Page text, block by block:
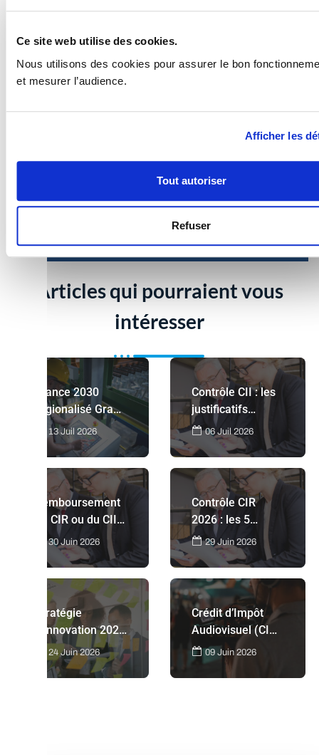
Ce site web utilise des cookies.
Nous utilisons des cookies pour assurer le bon
et mesurer l’audience.
Afficher les
Tout autoriser
Refuser
Depuis plus de 20 ans, AREAD accompagne les
l’optimisation de leurs financements publics, la
sécurisation de leurs dispositifs fiscaux, ainsi que la
mobilisation stratégique d’aides complémentaires
optimiser vos financements publics ?
personnalisé.
Articles qui pourraient vous
intéresser
France 2030
régionalisé Grand
Est : un nouvel
axe pour
moderniser
l'industrie
13 Juil 2026
Contrôle CII : les
justificatifs
indispensables
pour sécuriser
votre dossier
06 Juil 2026
Remboursement
du CIR ou du CII
refusé : quelles
solutions pour
défendre votre
dossier ?
30 Juin 2026
Contrôle CIR
2026 : les 5
documents
indispensables
pour sécuriser
votre Crédit
d'Impôt
Recherche
29 Juin 2026
Stratégie
d'innovation 2026
: comment
transformer une
idée en avantage
24 Juin 2026
Crédit d’Impôt
Audiovisuel (CIA)
2026 : conditions,
calcul et
démarches CNC
09 Juin 2026